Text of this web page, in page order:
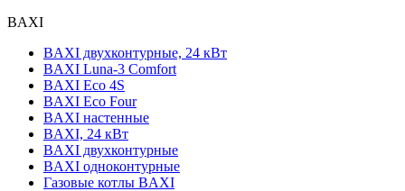
BAXI
BAXI двухконтурные, 24 кВт
BAXI Luna-3 Comfort
BAXI Eco 4S
BAXI Eco Four
BAXI настенные
BAXI, 24 кВт
BAXI двухконтурные
BAXI одноконтурные
Газовые котлы BAXI